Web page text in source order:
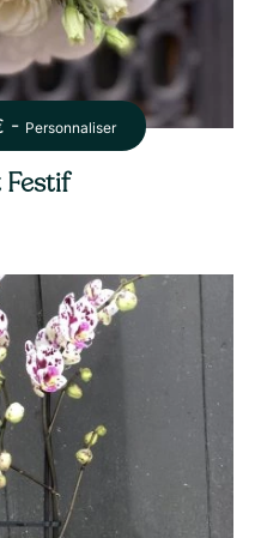
- Personnaliser